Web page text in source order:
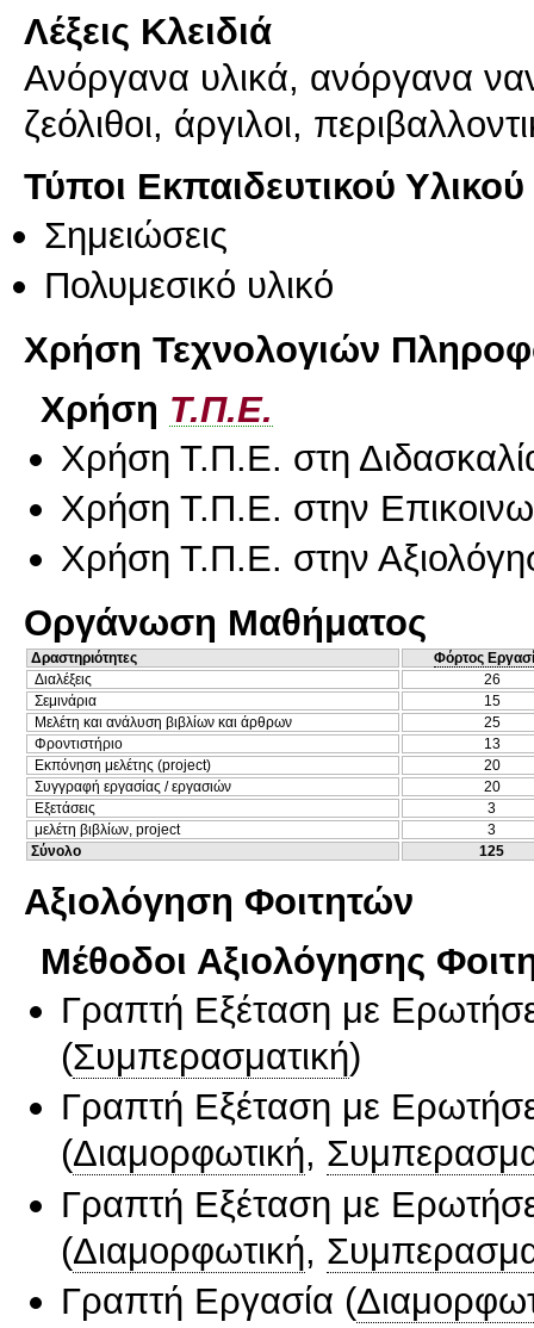
Λέξεις Κλειδιά
Ανόργανα υλικά, ανόργανα
ζεόλιθοι, άργιλοι,
Τύποι Εκπαιδευτικού Υλικού
Σημειώσεις
Πολυμεσικό υλικό
Χρήση Τεχνολογιών
Χρήση Τ.Π.Ε.
Χρήση Τ.Π.Ε. στη
Χρήση Τ.Π.Ε. στην
Χρήση Τ.Π.Ε. στην
Οργάνωση Μαθήματος
Δραστηριότητες
Φόρτος
Διαλέξεις
26
Σεμινάρια
15
Μελέτη και ανάλυση βιβλίων και άρθρων
25
Φροντιστήριο
13
Εκπόνηση μελέτης (project)
20
Συγγραφή εργασίας / εργασιών
20
Εξετάσεις
3
μελέτη βιβλίων, project
3
Σύνολο
125
Αξιολόγηση Φοιτητών
Μέθοδοι Αξιολόγησης
Γραπτή Εξέταση με
(Συμπερασματική)
Γραπτή Εξέταση με
(Διαμορφωτική,
Γραπτή Εξέταση με
(Διαμορφωτική,
Γραπτή Εργασία (